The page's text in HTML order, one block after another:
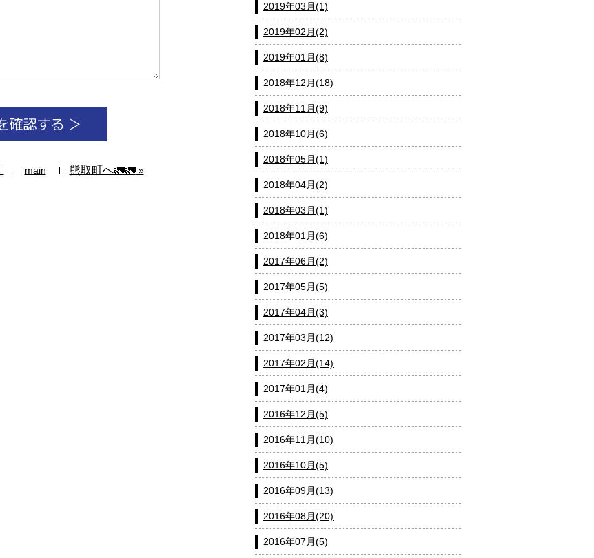
main 熊取町へ🚛🚛»
2019年03月(1)
2019年02月(2)
2019年01月(8)
2018年12月(18)
2018年11月(9)
2018年10月(6)
2018年05月(1)
2018年04月(2)
2018年03月(1)
2018年01月(6)
2017年06月(2)
2017年05月(5)
2017年04月(3)
2017年03月(12)
2017年02月(14)
2017年01月(4)
2016年12月(5)
2016年11月(10)
2016年10月(5)
2016年09月(13)
2016年08月(20)
2016年07月(5)